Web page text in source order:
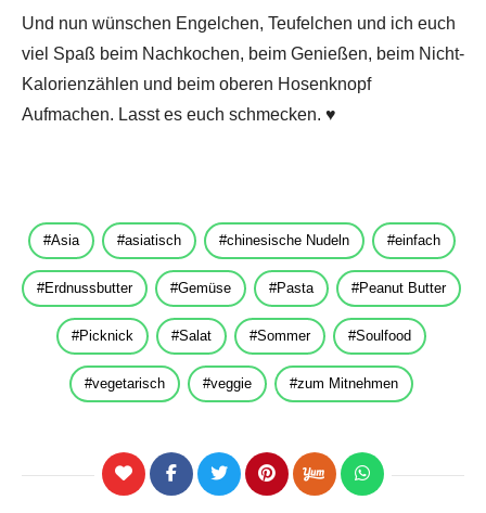
Und nun wünschen Engelchen, Teufelchen und ich euch
viel Spaß beim Nachkochen, beim Genießen, beim Nicht-
Kalorienzählen und beim oberen Hosenknopf
Aufmachen. Lasst es euch schmecken. ♥
Asia asiatisch chinesische Nudeln einfach
Erdnussbutter Gemüse Pasta Peanut Butter
Picknick Salat Sommer Soulfood
vegetarisch veggie zum Mitnehmen